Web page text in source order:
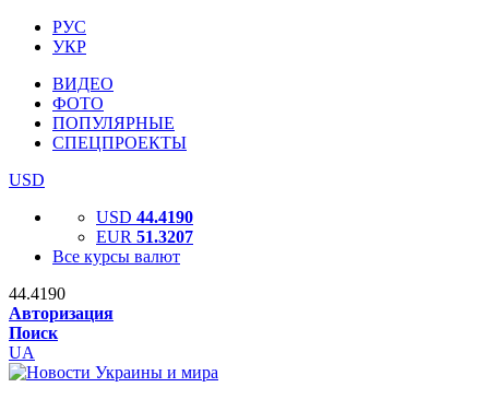
РУС
УКР
ВИДЕО
ФОТО
ПОПУЛЯРНЫЕ
СПЕЦПРОЕКТЫ
USD
USD 44.4190
EUR 51.3207
Все курсы валют
44.4190
Авторизация
Поиск
UA